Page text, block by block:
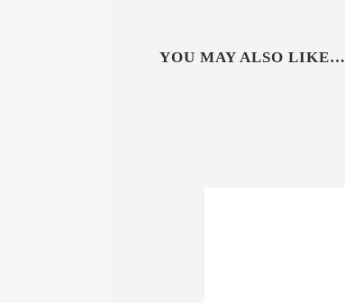
YOU MAY ALSO LIKE…